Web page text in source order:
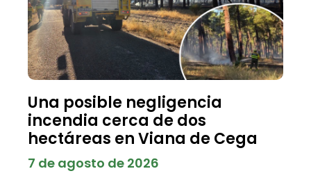
Una posible negligencia
incendia cerca de dos
hectáreas en Viana de Cega
7 de agosto de 2026